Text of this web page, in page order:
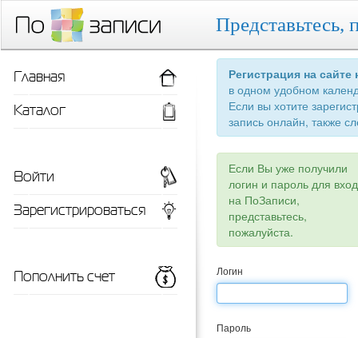
Представьтесь,
Регистрация на
в одном удобном
Если вы хотите
запись онлайн, также
Если Вы уже получили
логин и пароль для
на ПоЗаписи,
представьтесь,
пожалуйста.
Логин
Пароль
Главная
Каталог
Войти
Зарегистрироваться
Пополнить счет